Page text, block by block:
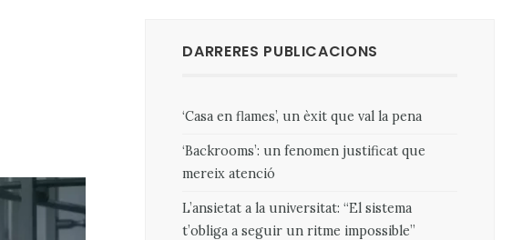
DARRERES PUBLICACIONS
‘Casa en flames’, un èxit que val la pena
‘Backrooms’: un fenomen justificat que
mereix atenció
L’ansietat a la universitat: “El sistema
t’obliga a seguir un ritme impossible”